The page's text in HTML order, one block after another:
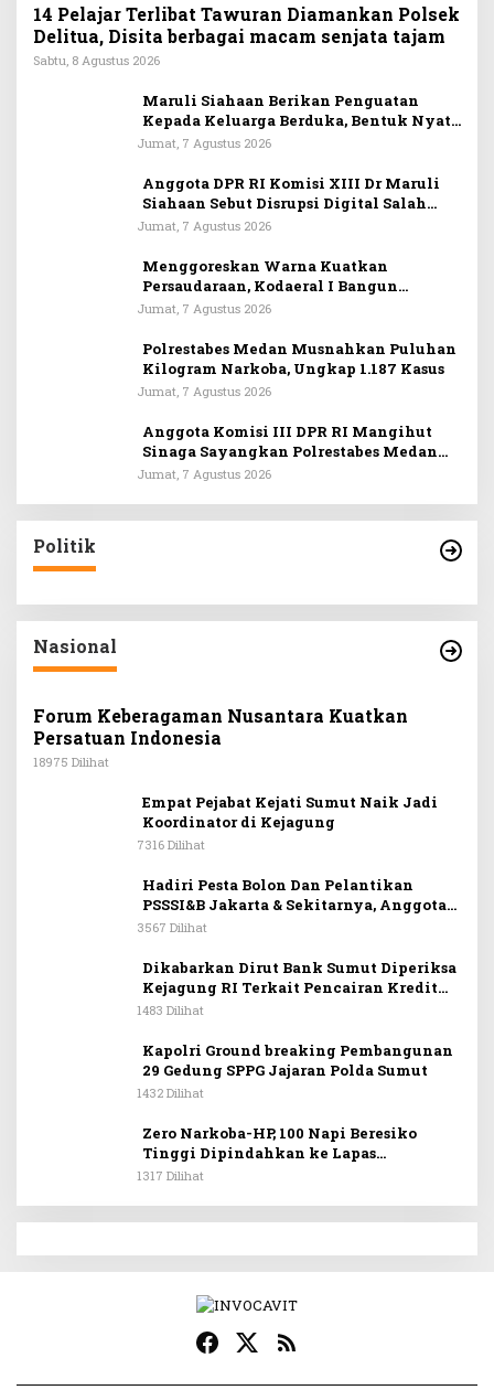
14 Pelajar Terlibat Tawuran Diamankan Polsek
Delitua, Disita berbagai macam senjata tajam
Sabtu, 8 Agustus 2026
Maruli Siahaan Berikan Penguatan
Kepada Keluarga Berduka, Bentuk Nyata
Arti Persahabatan
Jumat, 7 Agustus 2026
Anggota DPR RI Komisi XIII Dr Maruli
Siahaan Sebut Disrupsi Digital Salah
Satu Tantangan Dalam Memperkuat
Jumat, 7 Agustus 2026
Menggoreskan Warna Kuatkan
Persaudaraan, Kodaeral I Bangun
Kedekatan Dengan Masyarakat Pesisir
Jumat, 7 Agustus 2026
Polrestabes Medan Musnahkan Puluhan
Kilogram Narkoba, Ungkap 1.187 Kasus
Jumat, 7 Agustus 2026
Anggota Komisi III DPR RI Mangihut
Sinaga Sayangkan Polrestabes Medan
Terlalu Dini Simpulkan Kematian
Jumat, 7 Agustus 2026
Politik
Nasional
Forum Keberagaman Nusantara Kuatkan
Persatuan Indonesia
18975 Dilihat
Empat Pejabat Kejati Sumut Naik Jadi
Koordinator di Kejagung
7316 Dilihat
Hadiri Pesta Bolon Dan Pelantikan
PSSSI&B Jakarta & Sekitarnya, Anggota
DPR RI Kombes. Pol. (Purn). Dr. Maruli
Simanjuntak Dapat Berkontribusi
Membangun Bangsa
3567 Dilihat
Dikabarkan Dirut Bank Sumut Diperiksa
Kejagung RI Terkait Pencairan Kredit
PT Sritex
1483 Dilihat
Kapolri Ground breaking Pembangunan
29 Gedung SPPG Jajaran Polda Sumut
1432 Dilihat
Zero Narkoba-HP, 100 Napi Beresiko
Tinggi Dipindahkan ke Lapas
Nusakambangan
1317 Dilihat